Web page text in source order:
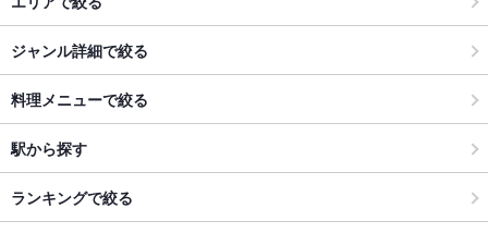
ジャンル詳細で絞る
料理メニューで絞る
駅から探す
ランキングで絞る